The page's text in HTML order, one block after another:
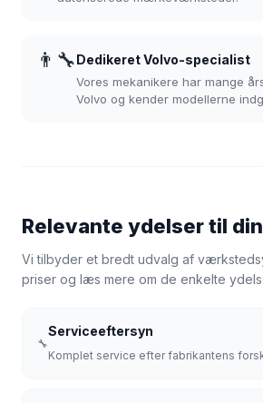
👨‍🔧Dedikeret Volvo-specialist
Vores mekanikere har mange
Volvo og kender modellerne
Relevante ydelser til
Vi tilbyder et bredt udvalg af
priser og læs mere om de enkelte
🔧
Serviceeftersyn
Komplet service efter fabrikantens